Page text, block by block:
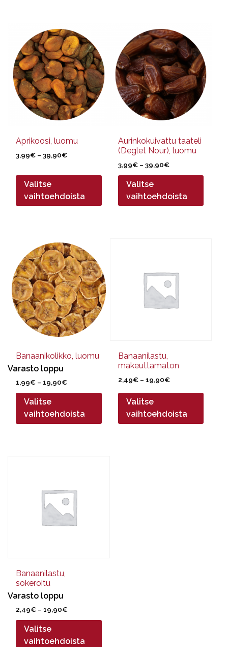
Aprikoosi, luomu
3,99€ – 39,90€Hintaluokka:
-
Valitse
vaihtoehdoista
tuotteella
useampi
muunnelma.
Voit
tehdä
valinnat
sivulla.
Aurinkokuivattu taateli
(Deglet Nour), luomu
3,99€ – 39,90€Hintaluokka:
3,99€
39,90€
Valitse
vaihtoehdoista
tuotteella
useampi
muunnelma.
Voit
tehdä
valinnat
sivulla.
Banaanikolikko, luomu
Varasto loppu
1,99€ – 19,90€Hintaluokka:
1,99€
19,90€
Valitse
vaihtoehdoista
tuotteella
on
useampi
muunnelma.
Voit
tehdä
valinnat
sivulla.
Banaanilastu,
makeuttamaton
2,49€ – 19,90€Hintaluokka:
19,90€
Valitse
vaihtoehdoista
muunnelma.
sivulla.
Banaanilastu,
sokeroitu
Varasto loppu
2,49€ – 19,90€Hintaluokka:
2,49€
19,90€
Valitse
vaihtoehdoista
muunnelma.
sivulla.